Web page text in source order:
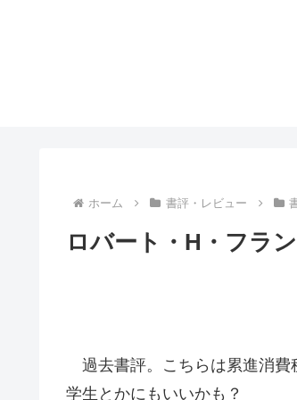
ホーム 書評・レビュー
ロバート・H・フラ
過去書評。こちらは累進消費
学生とかにもいいかも？